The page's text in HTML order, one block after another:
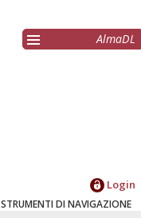
AlmaDL
Login
STRUMENTI DI NAVIGAZIONE